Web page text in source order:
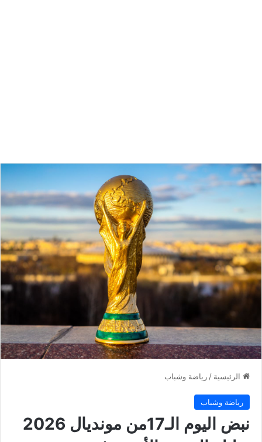
الرئيسية / رياضة وشباب
رياضة وشباب
نبض اليوم الـ17من مونديال 2026